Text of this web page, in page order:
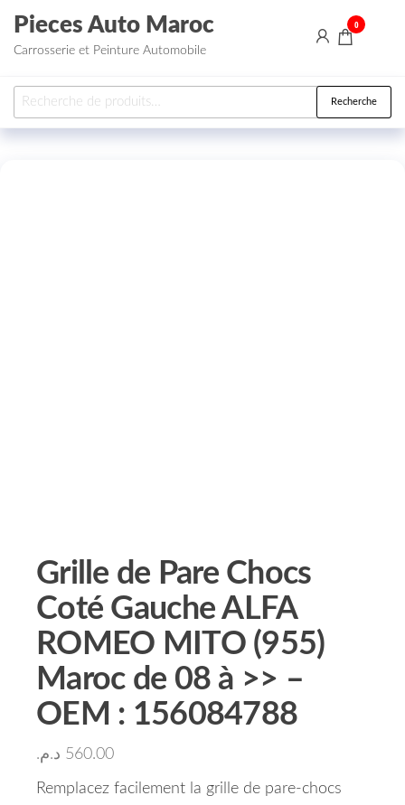
Aller au contenu
Pieces Auto Maroc
Carrosserie et Peinture Automobile
0
Recherche pour : Recherche
Grille de Pare Chocs
Coté Gauche ALFA
ROMEO MITO (955)
Maroc de 08 à >> –
OEM : 156084788
560.00 د.م.
Remplacez facilement la grille de pare-chocs